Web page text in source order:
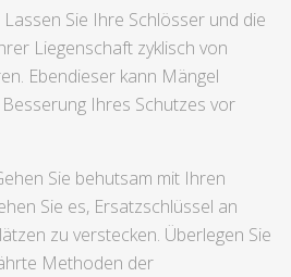
Lassen Sie Ihre Schlösser und die
Liegenschaft zyklisch von
Ebendieser kann Mängel
Ihres Schutzes vor
Sie behutsam mit Ihren
Sie es, Ersatzschlüssel an
zu verstecken. Überlegen Sie
Methoden der